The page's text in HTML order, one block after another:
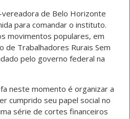
de Belo Horizonte
para comandar o instituto.
movimentos populares, em
de Trabalhadores Rurais Sem
pelo governo federal na
neste momento é organizar a
cumprido seu papel social no
série de cortes financeiros